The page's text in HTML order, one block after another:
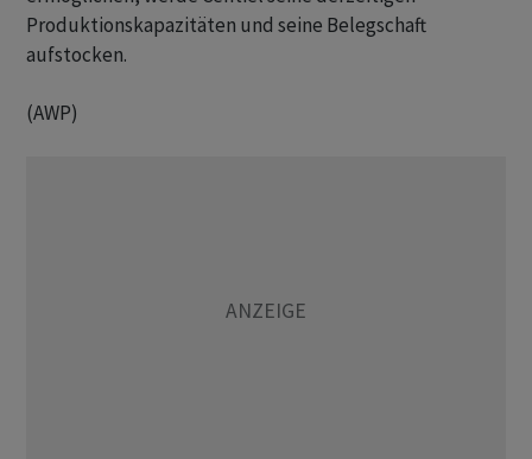
Produktionskapazitäten und seine Belegschaft
aufstocken.
(AWP)